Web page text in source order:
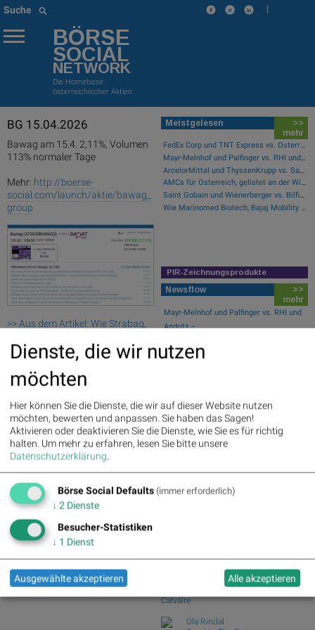
Suche |
BÖRSE
SOCIAL
NETWORK
Die Homebase
österreichischer Aktien
BG 15.04.2026
Bawag am 15.4. 2,11%, Volumen
113% normaler Tage
Mehr: http://boerse-
social.com/launch/aktie/bawag_
group
>> Aus dem Artikel: Wie Strabag,
und Österreichische Post für
Gesprächsstoff im ATX sorgten
Palfinger : 1.32%
CA Immo : 0.21%» Details
Uniqa : 0.05%» Details
DO&CO : 0.00%» Details
Erste Group : -1.19%» Details
Bawag : -1.34% » Details
Strabag : -1.56%» Details
AT&S : -2.23%» Details
Österreichische Post : -4.48%
Details
Meistgelesen
>>
mehr
FedEx Corp und TNT Express vs. Österreichische Post und Deutsche Post – kommentierter KW 32 Peer Group Watch Post
Mayr-Melnhof und Palfinger vs. RHI und Andritz – kommentierter KW 32 Peer Group Watch Zykliker Österreich
ArcelorMittal und ThyssenKrupp vs. Salzgitter und voestalpine – kommentierter KW 32 Peer Group Watch Stahl
AMCs für Österreich, gelistet an der Wiener Börse
Saint Gobain und Wienerberger vs. Bilfinger und HeidelbergCement – kommentierter KW 32 Peer Group Watch Bau & Baustoffe
Wie Marinomed Biotech, Bajaj Mobility AG, Wolftank-Adisa, Athos Immobilien, Rosenbauer und Telekom Austria für Gesprächsstoff in Österreich sorgten
PIR-Zeichnungsprodukte
Newsflow
>>
mehr
Mayr-Melnhof und Palfinger vs. RHI und
Andritz – ...
Zurich Insur...
Salzgitter und...
Garmin und adidas vs. World Wrestling
Entertainme...
Börse Social Club Board
Yusuf Sevinçli
Galerist & Galerie Filles du
Calvaire
Ola Rindal
Dienste, die wir nutzen
möchten
Hier können Sie die Dienste, die wir auf dieser Website nutzen
möchten, bewerten und anpassen. Sie haben das Sagen!
Aktivieren oder deaktivieren Sie die Dienste, wie Sie es für richtig
halten. Um mehr zu erfahren, lesen Sie bitte unsere
Datenschutzerklärung.
Börse Social Defaults (immer erforderlich)
↓ 2 Dienste
Besucher-Statistiken
↓ 1 Dienst
Ausgewählte akzeptieren Alle akzeptieren